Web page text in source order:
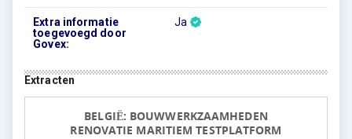
Extra informatie
toegevoegd door
Govex:
Ja
Extracten
BELGIË: BOUWWERKZAAMHEDEN
RENOVATIE MARITIEM TESTPLATFORM